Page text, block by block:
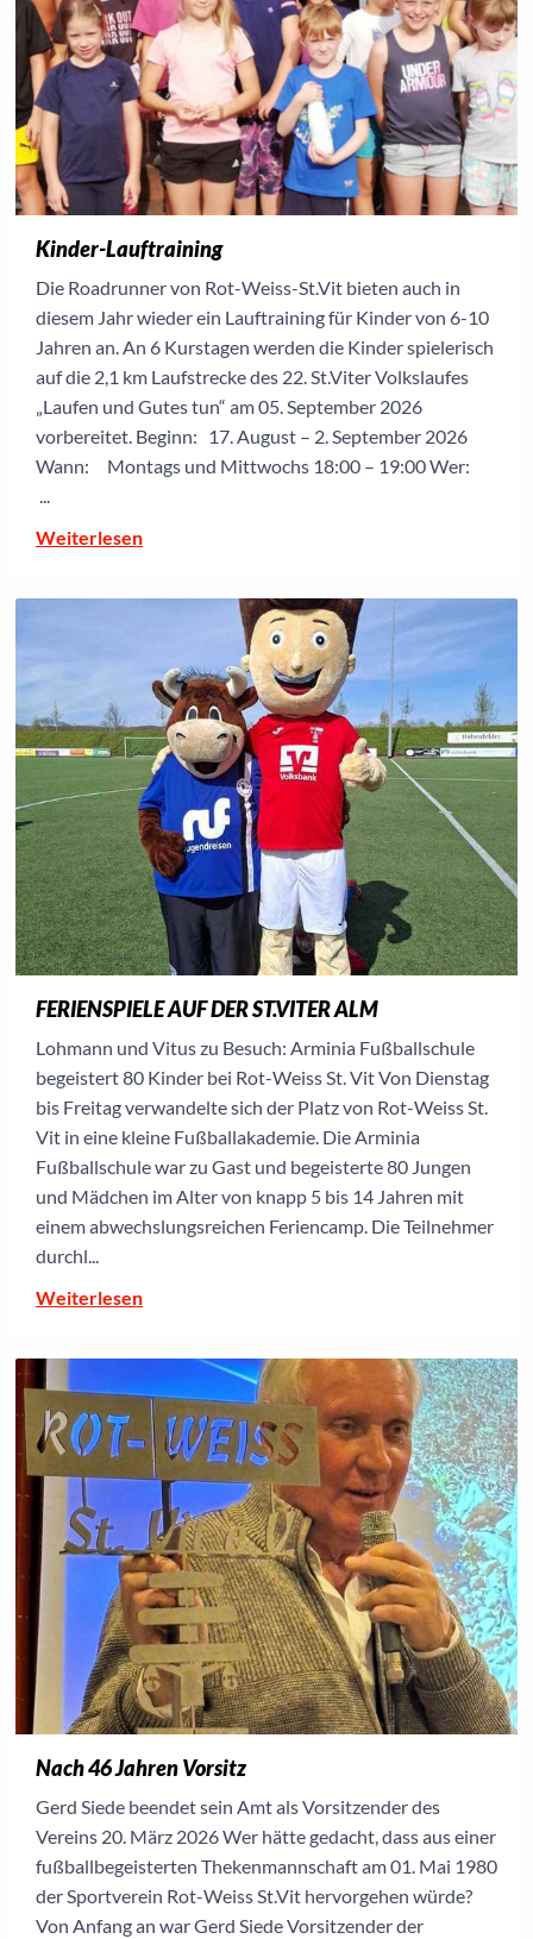
Kinder-Lauftraining
Die Roadrunner von Rot-Weiss-St.Vit bieten auch in
diesem Jahr wieder ein Lauftraining für Kinder von 6-10
Jahren an. An 6 Kurstagen werden die Kinder spielerisch
auf die 2,1 km Laufstrecke des 22. St.Viter Volkslaufes
„Laufen und Gutes tun“ am 05. September 2026
vorbereitet. Beginn: 17. August – 2. September 2026
Wann: Montags und Mittwochs 18:00 – 19:00 Wer:
...
Weiterlesen
FERIENSPIELE AUF DER ST.VITER ALM
Lohmann und Vitus zu Besuch: Arminia Fußballschule
begeistert 80 Kinder bei Rot-Weiss St. Vit Von Dienstag
bis Freitag verwandelte sich der Platz von Rot-Weiss St.
Vit in eine kleine Fußballakademie. Die Arminia
Fußballschule war zu Gast und begeisterte 80 Jungen
und Mädchen im Alter von knapp 5 bis 14 Jahren mit
einem abwechslungsreichen Feriencamp. Die Teilnehmer
durchl...
Weiterlesen
Nach 46 Jahren Vorsitz
Gerd Siede beendet sein Amt als Vorsitzender des
Vereins 20. März 2026 Wer hätte gedacht, dass aus einer
fußballbegeisterten Thekenmannschaft am 01. Mai 1980
der Sportverein Rot-Weiss St.Vit hervorgehen würde?
Von Anfang an war Gerd Siede Vorsitzender der